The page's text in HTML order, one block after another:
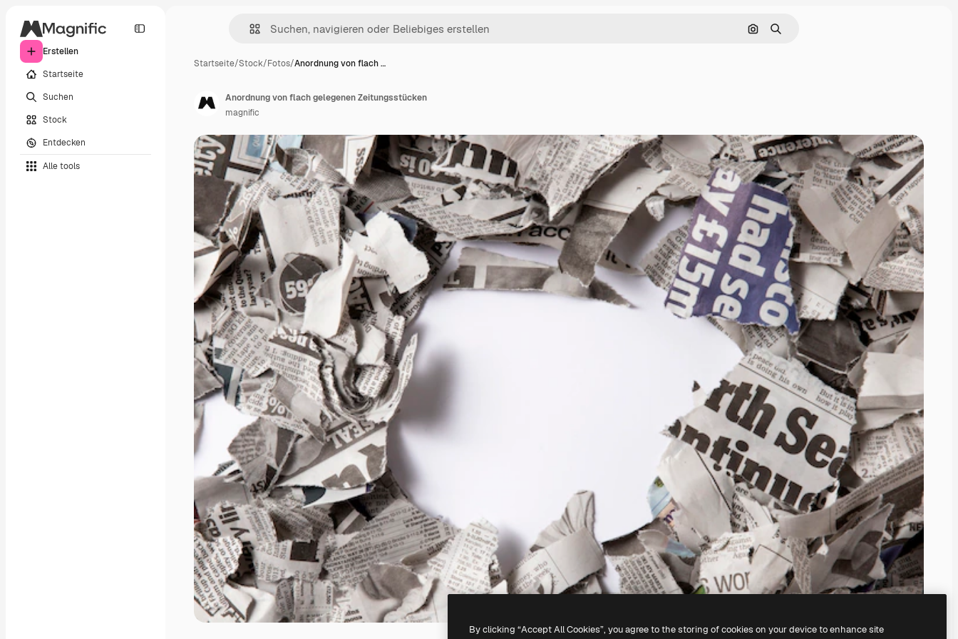
Erstellen
Startseite
Suchen
Stock
Entdecken
Alle tools
Nach Bild suchen
Suchen
Startseite/Stock/Fotos/Anordnung von flach …
Anordnung von flach gelegenen Zeitungsstücken
magnific
By clicking “Accept All Cookies”, you agree to the storing of cookies on your device to enhance site